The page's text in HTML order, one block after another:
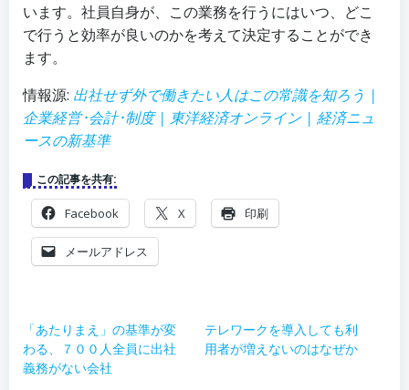
います。社員自身が、この業務を行うにはいつ、どこ
で行うと効率が良いのかを考えて決定することができ
ます。
情報源: 出社せず外で働きたい人はこの常識を知ろう |
企業経営･会計･制度 | 東洋経済オンライン | 経済ニュ
ースの新基準
この記事を共有:
Facebook X 印刷
メールアドレス
「あたりまえ」の基準が変
わる、７００人全員に出社
義務がない会社
テレワークを導入しても利
用者が増えないのはなぜか